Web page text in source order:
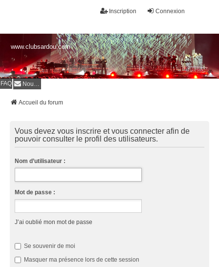
Connexion
Inscription
www.clubsardou.com
FAQ Nous contacter
Accueil du forum
Vous devez vous inscrire et vous connecter afin de
pouvoir consulter le profil des utilisateurs.
Nom d’utilisateur :
Mot de passe :
J’ai oublié mon mot de passe
Se souvenir de moi
Masquer ma présence lors de cette session